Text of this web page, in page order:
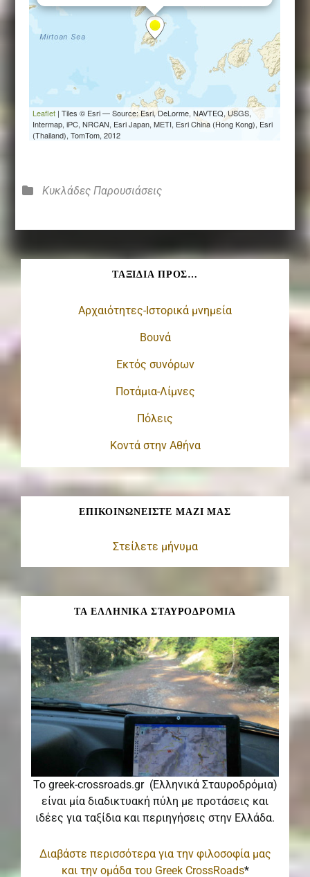
Κατηγορίες
Κυκλάδες Παρουσιάσεις
ΤΑΞΊΔΙΑ ΠΡΟΣ…
Αρχαιότητες-Ιστορικά μνημεία
Βουνά
Εκτός συνόρων
Ποτάμια-Λίμνες
Πόλεις
Κοντά στην Αθήνα
ΕΠΙΚΟΙΝΩΝΕΊΣΤΕ ΜΑΖΊ ΜΑΣ
Στείλετε μήνυμα
ΤΑ ΕΛΛΗΝΙΚΑ ΣΤΑΥΡΟΔΡΟΜΙΑ
Το greek-crossroads.gr (Ελληνικά Σταυροδρόμια)
είναι μία διαδικτυακή πύλη με προτάσεις και
ιδέες για ταξίδια και περιηγήσεις στην Ελλάδα.
Διαβάστε περισσότερα για την φιλοσοφία μας
και την ομάδα του Greek CrossRoads*